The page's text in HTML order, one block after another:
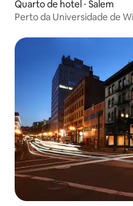
Quarto de hotel ⋅ Salem
Perto da Universidade de